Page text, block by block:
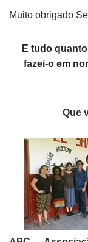
Muito obrigado
E tudo
fazei-o em
Que